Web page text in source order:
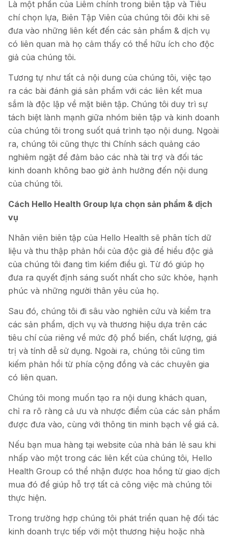
Là một phần của Liêm chính trong biên tập và Tiêu
chí chọn lựa, Biên Tập Viên của chúng tôi đôi khi sẽ
đưa vào những liên kết đến các sản phẩm & dịch vụ
có liên quan mà họ cảm thấy có thể hữu ích cho độc
giả của chúng tôi.
Tương tự như tất cả nội dung của chúng tôi, việc tạo
ra các bài đánh giá sản phẩm với các liên kết mua
sắm là độc lập về mặt biên tập. Chúng tôi duy trì sự
tách biệt lành mạnh giữa nhóm biên tập và kinh doanh
của chúng tôi trong suốt quá trình tạo nội dung. Ngoài
ra, chúng tôi cũng thực thi Chính sách quảng cáo
nghiêm ngặt để đảm bảo các nhà tài trợ và đối tác
kinh doanh không bao giờ ảnh hưởng đến nội dung
của chúng tôi.
Cách Hello Health Group lựa chọn sản phẩm & dịch
vụ
Nhân viên biên tập của Hello Health sẽ phân tích dữ
liệu và thu thập phản hồi của độc giả để hiểu độc giả
của chúng tôi đang tìm kiếm điều gì. Từ đó giúp họ
đưa ra quyết định sáng suốt nhất cho sức khỏe, hạnh
phúc và những người thân yêu của họ.
Sau đó, chúng tôi đi sâu vào nghiên cứu và kiểm tra
các sản phẩm, dịch vụ và thương hiệu dựa trên các
tiêu chí của riêng về mức độ phổ biến, chất lượng, giá
trị và tính dễ sử dụng. Ngoài ra, chúng tôi cũng tìm
kiếm phản hồi từ phía cộng đồng và các chuyên gia
có liên quan.
Chúng tôi mong muốn tạo ra nội dung khách quan,
chỉ ra rõ ràng cả ưu và nhược điểm của các sản phẩm
được đưa vào, cùng với thông tin minh bạch về giá cả.
Nếu bạn mua hàng tại website của nhà bán lẻ sau khi
nhấp vào một trong các liên kết của chúng tôi, Hello
Health Group có thể nhận được hoa hồng từ giao dịch
mua đó để giúp hỗ trợ tất cả công việc mà chúng tôi
thực hiện.
Trong trường hợp chúng tôi phát triển quan hệ đối tác
kinh doanh trực tiếp với một thương hiệu hoặc nhà